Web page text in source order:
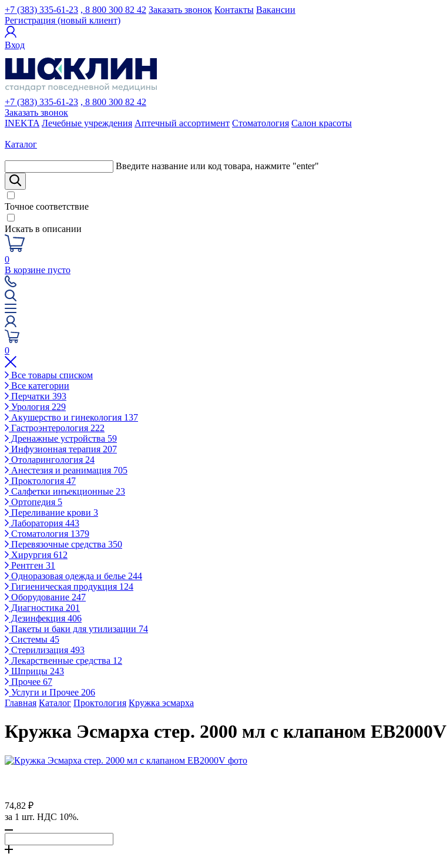
+7 (383) 335-61-23 , 8 800 300 82 42 Заказать звонок Контакты Вакансии
Регистрация (новый клиент)
Вход
+7 (383) 335-61-23 , 8 800 300 82 42
Заказать звонок
INEKTA Лечебные учреждения Аптечный ассортимент Стоматология Салон красоты
Каталог
Введите название или код товара, нажмите "enter"
Точное соответствие
Искать в описании
0
В корзине пусто
0
Все товары списком
Все категории
Перчатки 393
Урология 229
Акушерство и гинекология 137
Гастроэнтерология 222
Дренажные устройства 59
Инфузионная терапия 207
Отоларингология 24
Анестезия и реанимация 705
Проктология 47
Салфетки инъекционные 23
Ортопедия 5
Переливание крови 3
Лаборатория 443
Стоматология 1379
Перевязочные средства 350
Хирургия 612
Рентген 31
Одноразовая одежда и белье 244
Гигиеническая продукция 124
Оборудование 247
Диагностика 201
Дезинфекция 406
Пакеты и баки для утилизации 74
Системы 45
Стерилизация 493
Лекарственные средства 12
Шприцы 243
Прочее 67
Услуги и Прочее 206
Главная Каталог Проктология Кружка эсмарха
Кружка Эсмарха стер. 2000 мл с клапаном EB2000V
74,82 ₽
за 1 шт. НДС 10%.